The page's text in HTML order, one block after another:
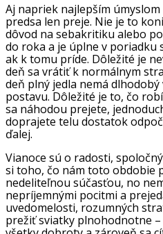
Aj napriek najlepším
predsa len preje. Nie je to
dôvod na sebakritiku alebo
do roka a je úplne v poriadku
ak k tomu príde. Dôležité je
deň sa vrátiť k normálnym
deň plný jedla nemá
postavu. Dôležité je to, čo
sa náhodou prejete,
doprajete telu dostatok
ďalej.
Vianoce sú o radosti,
si toho, čo nám toto obdobie
nedeliteľnou súčasťou, no
nepríjemnými pocitmi a
uvedomelosti, rozumných
prežiť sviatky plnohodnotne